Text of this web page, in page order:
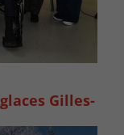
Gilles-